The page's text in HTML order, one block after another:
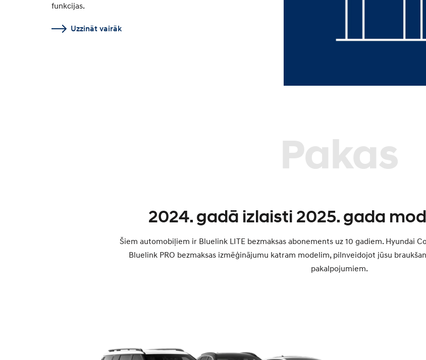
funkcijas.
Uzzināt vairāk
Pakas
2024. gadā izlaisti 2025. gada
Šiem automobiļiem ir Bluelink LITE bezmaksas abonements uz 10 gadiem. Hyundai
Bluelink PRO bezmaksas izmēģinājumu katram modelim, pilnveidojot jūsu
pakalpojumiem.